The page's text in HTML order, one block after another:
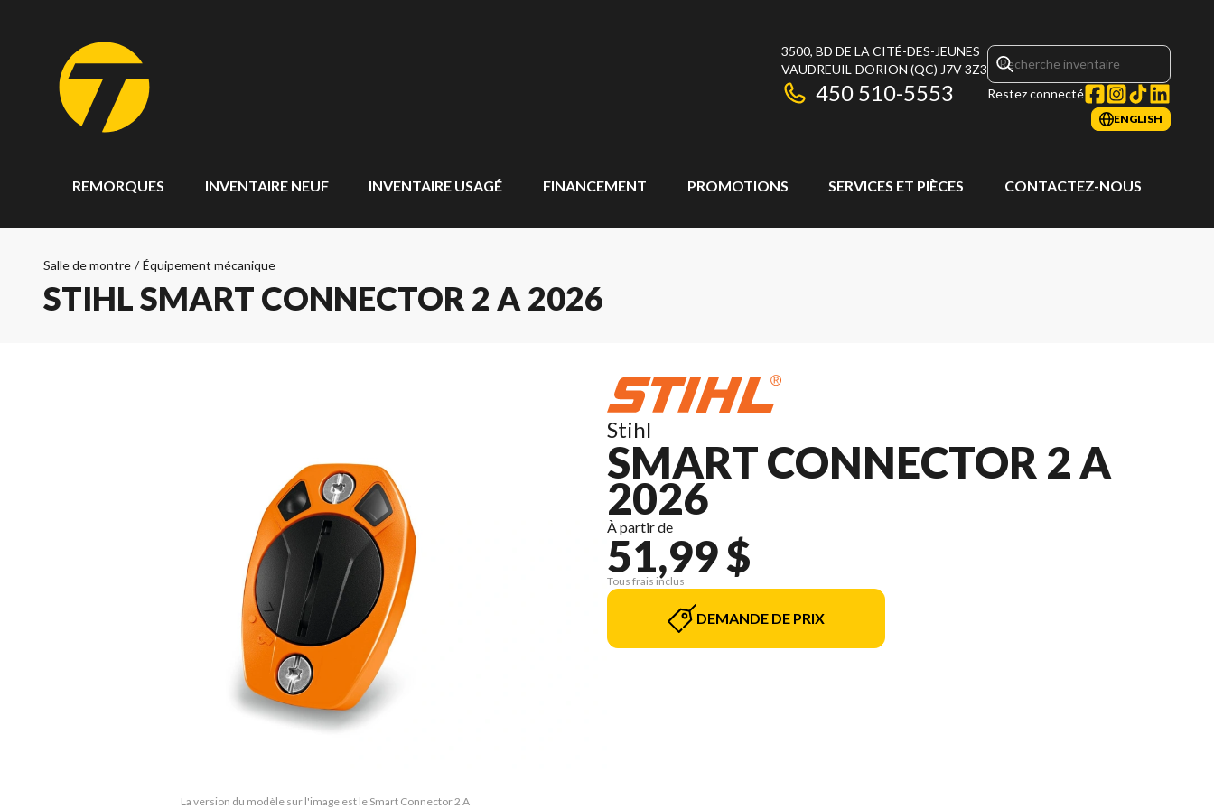
3500, BD DE LA CITÉ-DES-JEUNES
VAUDREUIL-DORION (QC) J7V 3Z3
450 510-5553 Restez connecté
ENGLISH
REMORQUES INVENTAIRE NEUF INVENTAIRE USAGÉ FINANCEMENT PROMOTIONS SERVICES ET PIÈCES CONTACTEZ-NOUS
Salle de montre / Équipement mécanique
STIHL SMART CONNECTOR 2 A 2026
La version du modèle sur l'image est le Smart Connector 2 A
Stihl
SMART CONNECTOR 2 A
2026
À partir de
51,99 $
Tous frais inclus
DEMANDE DE PRIX